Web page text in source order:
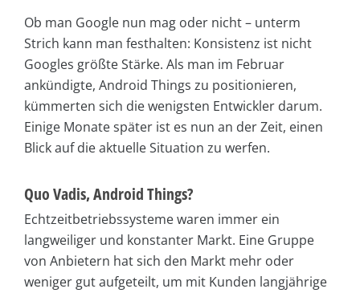
Ob man Google nun mag oder nicht – unterm
Strich kann man festhalten: Konsistenz ist nicht
Googles größte Stärke. Als man im Februar
ankündigte, Android Things zu positionieren,
kümmerten sich die wenigsten Entwickler darum.
Einige Monate später ist es nun an der Zeit, einen
Blick auf die aktuelle Situation zu werfen.
Quo Vadis, Android Things?
Echtzeitbetriebssysteme waren immer ein
langweiliger und konstanter Markt. Eine Gruppe
von Anbietern hat sich den Markt mehr oder
weniger gut aufgeteilt, um mit Kunden langjährige